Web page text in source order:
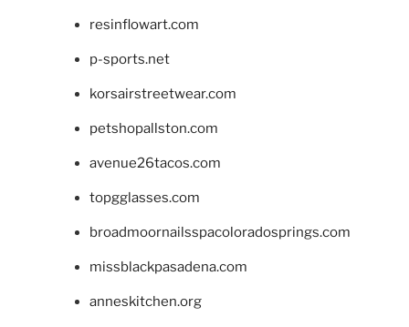
resinflowart.com
p-sports.net
korsairstreetwear.com
petshopallston.com
avenue26tacos.com
topgglasses.com
broadmoornailsspacoloradosprings.com
missblackpasadena.com
anneskitchen.org